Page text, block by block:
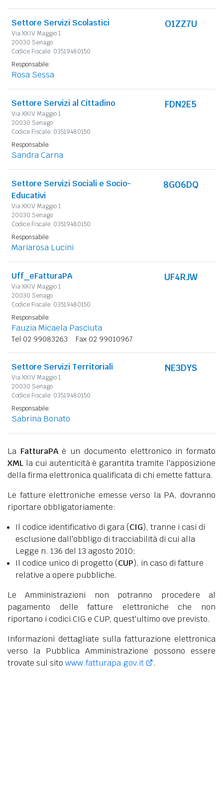
Settore Servizi Scolastici
Via XXIV Maggio 1
20030 Senago
Codice Fiscale: 03519480150
O1ZZ7U
Responsabile:
Rosa Sessa
Settore Servizi al Cittadino
Via XXIV Maggio 1
20030 Senago
Codice Fiscale: 03519480150
FDN2E5
Responsabile:
Sandra Carna
Settore Servizi Sociali e Socio-
Educativi
Via XXIV Maggio 1
20030 Senago
Codice Fiscale: 03519480150
8G06DQ
Responsabile:
Mariarosa Lucini
Uff_eFatturaPA
Via XXIV Maggio 1
20030 Senago
Codice Fiscale: 03519480150
UF4RJW
Responsabile:
Fauzia Micaela Pasciuta
Tel 02 99083263 Fax 02 99010967
Settore Servizi Territoriali
Via XXIV Maggio 1
20030 Senago
Codice Fiscale: 03519480150
NE3DYS
Responsabile:
Sabrina Bonato
La FatturaPAè un documento elettronico in formato
XML la cui autenticità è garantita tramite l'apposizione
della firma elettronica qualificata di chi emette fattura.
Le fatture elettroniche emesse verso la PA, dovranno
riportare obbligatoriamente:
Il codice identificativo di gara (CIG), tranne i casi di
esclusione dall'obbligo di tracciabilità di cui alla
Legge n. 136 del 13 agosto 2010;
Il codice unico di progetto (CUP), in caso di fatture
relative a opere pubbliche.
Le Amministrazioni non potranno procedere al
pagamento delle fatture elettroniche che non
riportano i codici CIG e CUP, quest'ultimo ove previsto.
Informazioni dettagliate sulla fatturazione elettronica
verso la Pubblica Amministrazione possono essere
trovate sul sito www.fatturapa.gov.it .